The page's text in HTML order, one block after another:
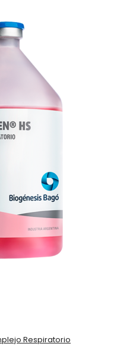
Respiratorio